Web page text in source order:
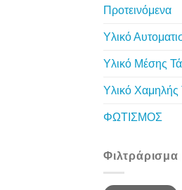
Προτεινόμενα
Υλικό
Υλικό Μέσης
Υλικό Χαμηλής
ΦΩΤΙΣΜΟΣ
Φιλτράρισμα